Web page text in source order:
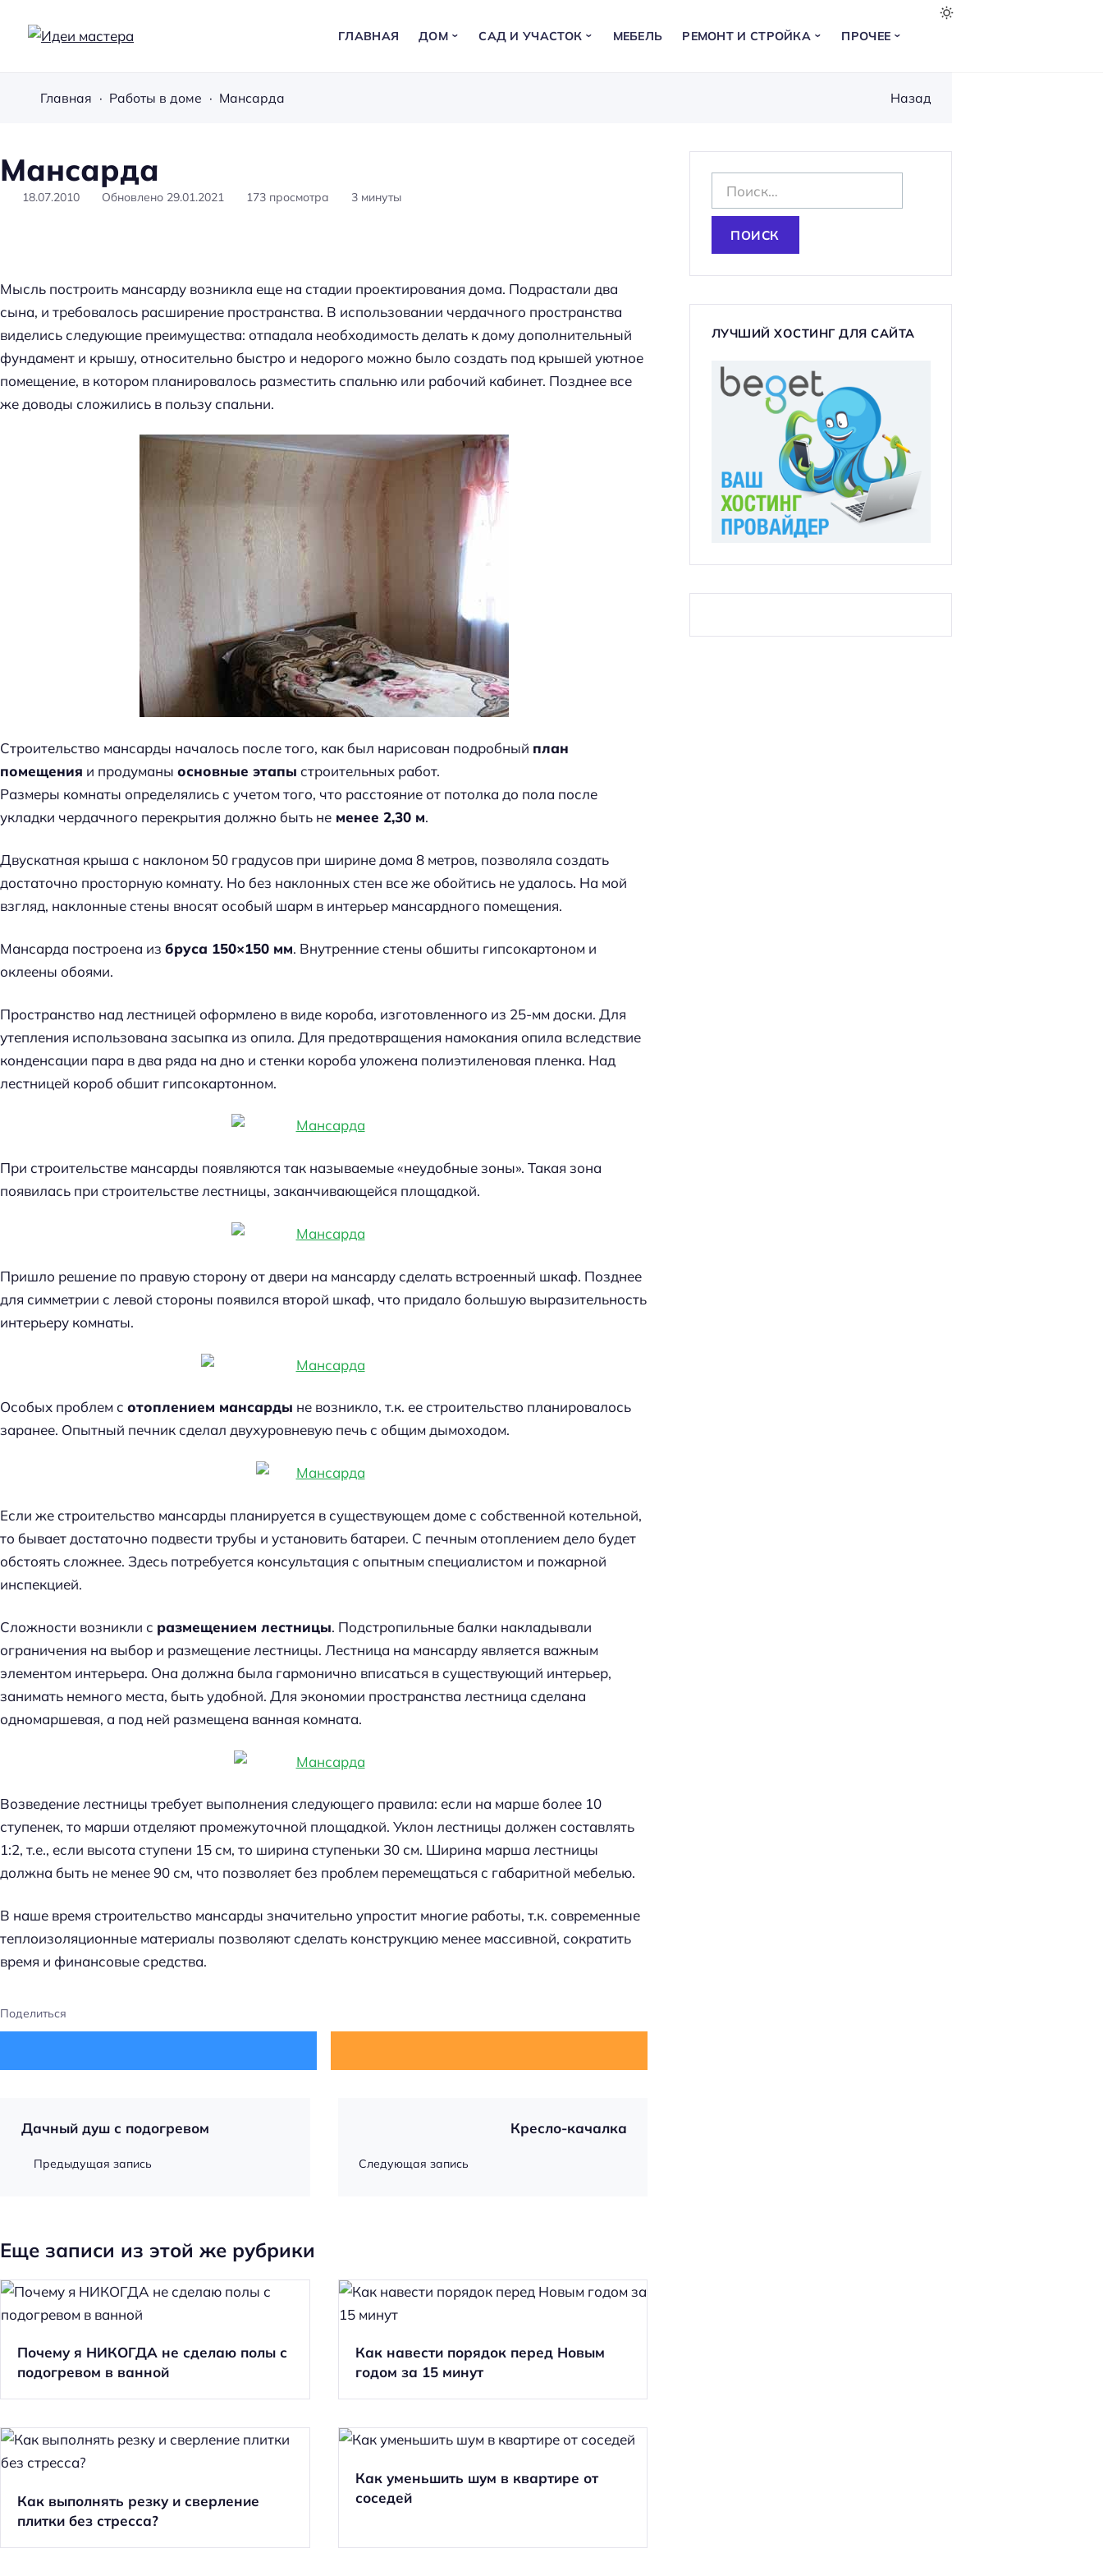
а
с
а
ГЛАВНАЯ ДОМ САД И УЧАСТОК МЕБЕЛЬ РЕМОНТ И СТРОЙКА ПРОЧЕЕ
Главная Работы в доме Мансарда Назад
Мансарда
18.07.2010 Обновлено 29.01.2021 173 просмотра 3 минуты
Мысль построить мансарду возникла еще на стадии проектирования дома. Подрастали два
сына, и требовалось расширение пространства. В использовании чердачного пространства
виделись следующие преимущества: отпадала необходимость делать к дому дополнительный
фундамент и крышу, относительно быстро и недорого можно было создать под крышей уютное
помещение, в котором планировалось разместить спальню или рабочий кабинет. Позднее все
же доводы сложились в пользу спальни.
Строительство мансарды началось после того, как был нарисован подробный план
помещения и продуманы основные этапы строительных работ.
Размеры комнаты определялись с учетом того, что расстояние от потолка до пола после
укладки чердачного перекрытия должно быть не менее 2,30 м.
Двускатная крыша с наклоном 50 градусов при ширине дома 8 метров, позволяла создать
достаточно просторную комнату. Но без наклонных стен все же обойтись не удалось. На мой
взгляд, наклонные стены вносят особый шарм в интерьер мансардного помещения.
Мансарда построена из бруса 150×150 мм. Внутренние стены обшиты гипсокартоном и
оклеены обоями.
Пространство над лестницей оформлено в виде короба, изготовленного из 25-мм доски. Для
утепления использована засыпка из опила. Для предотвращения намокания опила вследствие
конденсации пара в два ряда на дно и стенки короба уложена полиэтиленовая пленка. Над
лестницей короб обшит гипсокартонном.
При строительстве мансарды появляются так называемые «неудобные зоны». Такая зона
появилась при строительстве лестницы, заканчивающейся площадкой.
Пришло решение по правую сторону от двери на мансарду сделать встроенный шкаф. Позднее
для симметрии с левой стороны появился второй шкаф, что придало большую выразительность
интерьеру комнаты.
Особых проблем с отоплением мансарды не возникло, т.к. ее строительство планировалось
заранее. Опытный печник сделал двухуровневую печь с общим дымоходом.
Если же строительство мансарды планируется в существующем доме с собственной котельной,
то бывает достаточно подвести трубы и установить батареи. С печным отоплением дело будет
обстоять сложнее. Здесь потребуется консультация с опытным специалистом и пожарной
инспекцией.
Сложности возникли с размещением лестницы. Подстропильные балки накладывали
ограничения на выбор и размещение лестницы. Лестница на мансарду является важным
элементом интерьера. Она должна была гармонично вписаться в существующий интерьер,
занимать немного места, быть удобной. Для экономии пространства лестница сделана
одномаршевая, а под ней размещена ванная комната.
Возведение лестницы требует выполнения следующего правила: если на марше более 10
ступенек, то марши отделяют промежуточной площадкой. Уклон лестницы должен составлять
1:2, т.е., если высота ступени 15 см, то ширина ступеньки 30 см. Ширина марша лестницы
должна быть не менее 90 см, что позволяет без проблем перемещаться с габаритной мебелью.
В наше время строительство мансарды значительно упростит многие работы, т.к. современные
теплоизоляционные материалы позволяют сделать конструкцию менее массивной, сократить
время и финансовые средства.
Поделиться
Дачный душ с подогревом
Предыдущая запись
Кресло-качалка
Следующая запись
Еще записи из этой же рубрики
Почему я НИКОГДА не сделаю полы с
подогревом в ванной
Как навести порядок перед Новым
годом за 15 минут
Как выполнять резку и сверление
плитки без стресса?
Как уменьшить шум в квартире от
соседей
а
т
и
ЛУЧШИЙ ХОСТИНГ ДЛЯ САЙТА